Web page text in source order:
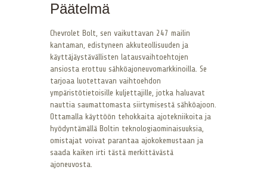
Päätelmä
Chevrolet Bolt, sen vaikuttavan 247 mailin
kantaman, edistyneen akkuteollisuuden ja
käyttäjäystävällisten latausvaihtoehtojen
ansiosta erottuu sähköajoneuvomarkkinoilla. Se
tarjoaa luotettavan vaihtoehdon
ympäristötietoisille kuljettajille, jotka haluavat
nauttia saumattomasta siirtymisestä sähköajoon.
Ottamalla käyttöön tehokkaita ajotekniikoita ja
hyödyntämällä Boltin teknologiaominaisuuksia,
omistajat voivat parantaa ajokokemustaan ja
saada kaiken irti tästä merkittävästä
ajoneuvosta.